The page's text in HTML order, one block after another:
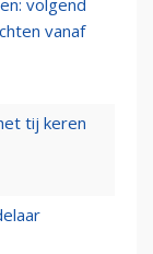
volgend
vanaf
tij keren